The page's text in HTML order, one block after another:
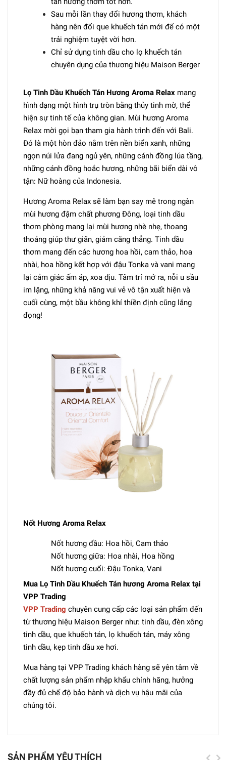
Sau mỗi lần thay đổi hương thơm, khách
hàng nên đổi que khuếch tán mới để có một
trải nghiệm tuyệt vời hơn.
Chỉ sử dụng tinh dầu cho lọ khuếch tán
chuyên dụng của thương hiệu Maison Berger
Lọ Tinh Dầu Khuếch Tán Hương Aroma Relax mang
hình dạng một hình trụ tròn bằng thủy tinh mờ, thể
hiện sự tinh tế của không gian. Mùi hương Aroma
Relax mời gọi bạn tham gia hành trình đến với Bali.
Đó là một hòn đảo nằm trên nền biển xanh, những
ngọn núi lửa đang ngủ yên, những cánh đồng lúa tầng,
những cánh đồng hoắc hương, những bãi biển dài vô
tận: Nữ hoàng của Indonesia.
Hương Aroma Relax sẽ làm bạn say mê trong ngàn
mùi hương đậm chất phương Đông, loại tinh dầu
thơm phòng mang lại mùi hương nhè nhẹ, thoang
thoảng giúp thư giãn, giảm căng thẳng. Tinh dầu
thơm mang đến các hương hoa hồi, cam thảo, hoa
nhài, hoa hồng kết hợp với đậu Tonka và vani mang
lại cảm giác ấm áp, xoa dịu. Tâm trí mở ra, nỗi u sầu
im lặng, những khả năng vui vẻ vô tận xuất hiện và
cuối cùng, một bầu không khí thiền định cũng lắng
đọng!
Nốt Hương Aroma Relax
Nốt hương đầu: Hoa hồi, Cam thảo
Nốt hương giữa: Hoa nhài, Hoa hồng
Nốt hương cuối: Đậu Tonka, Vani
Mua Lọ Tinh Dầu Khuếch Tán hương Aroma Relax tại
VPP Trading
VPP Trading chuyên cung cấp các loại sản phẩm đến
từ thương hiệu Maison Berger như: tinh dầu, đèn xông
tinh dầu, que khuếch tán, lọ khuếch tán, máy xông
tinh dầu, kẹp tinh dầu xe hơi.
Mua hàng tại VPP Trading khách hàng sẽ yên tâm về
chất lượng sản phẩm nhập khẩu chính hãng, hưởng
đầy đủ chế độ bảo hành và dịch vụ hậu mãi của
chúng tôi.
SẢN PHẨM YÊU THÍCH